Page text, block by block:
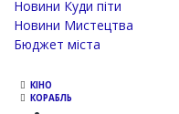
Новини Куди піти
Новини Мистецтва
Бюджет міста
КІНО
КОРАБЛЬ